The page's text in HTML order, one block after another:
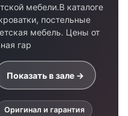
мебели.В каталоге
постельные
мебель. Цены от
гар
Показать в зале →
Оригинал и гарантия